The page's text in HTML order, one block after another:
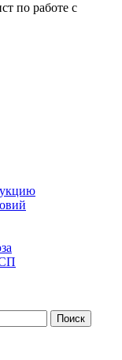
по работе с